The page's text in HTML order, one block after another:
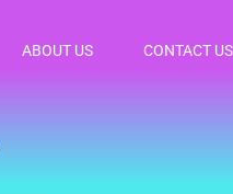
ABOUT US CONTACT US